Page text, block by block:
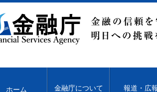
ホーム 金融庁について 報道・広